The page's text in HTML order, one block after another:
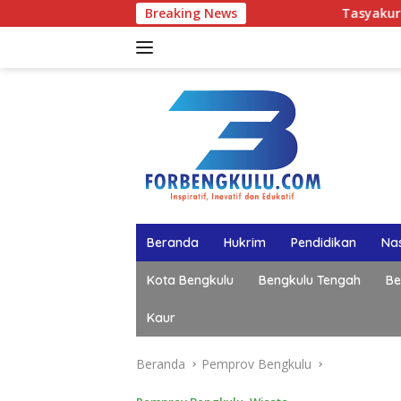
ke
Breaking NewsTasyakuran Hari Lahir ke-50
Beranda Hukrim Pendidikan
Kota Bengkulu Bengkulu Tengah
Kaur
Beranda Pemprov Bengkulu